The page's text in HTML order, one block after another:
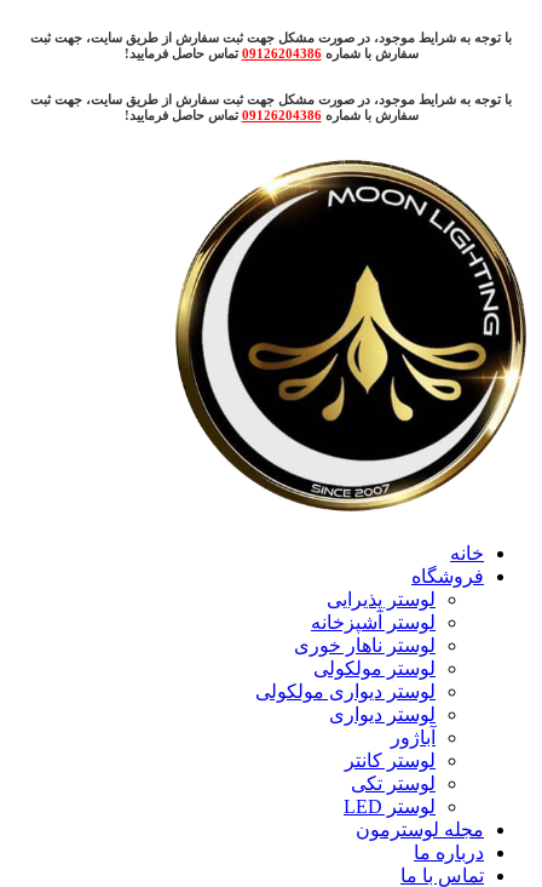
با توجه به شرایط موجود، در صورت مشکل جهت ثبت سفارش از طریق سایت، جهت ثبت
سفارش با شماره09126204386 تماس حاصل فرمایید!
با توجه به شرایط موجود، در صورت مشکل جهت ثبت سفارش از طریق سایت، جهت ثبت
سفارش با شماره09126204386 تماس حاصل فرمایید!
خانه
فروشگاه
لوستر پذیرایی
لوستر آشپزخانه
لوستر ناهار خوری
لوستر مولکولی
لوستر دیواری مولکولی
لوستر دیواری
آباژور
لوستر کانتر
لوستر تکی
لوستر LED
مجله لوسترمون
درباره ما
تماس با ما